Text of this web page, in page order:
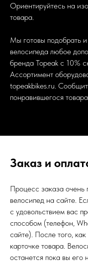
Ориентируйтесь на
товара.
Мы готовы подобрать и
велосипеда любое
бренда Topeak с 10%
Ассортимент
topeakbikes.ru.
понравившегося
Заказ и
Процесс заказа очень
велосипед на сайте.
с удовольствием вас
способом (телефон,
сайте). После того,
карточке товара.
останется пока вы его